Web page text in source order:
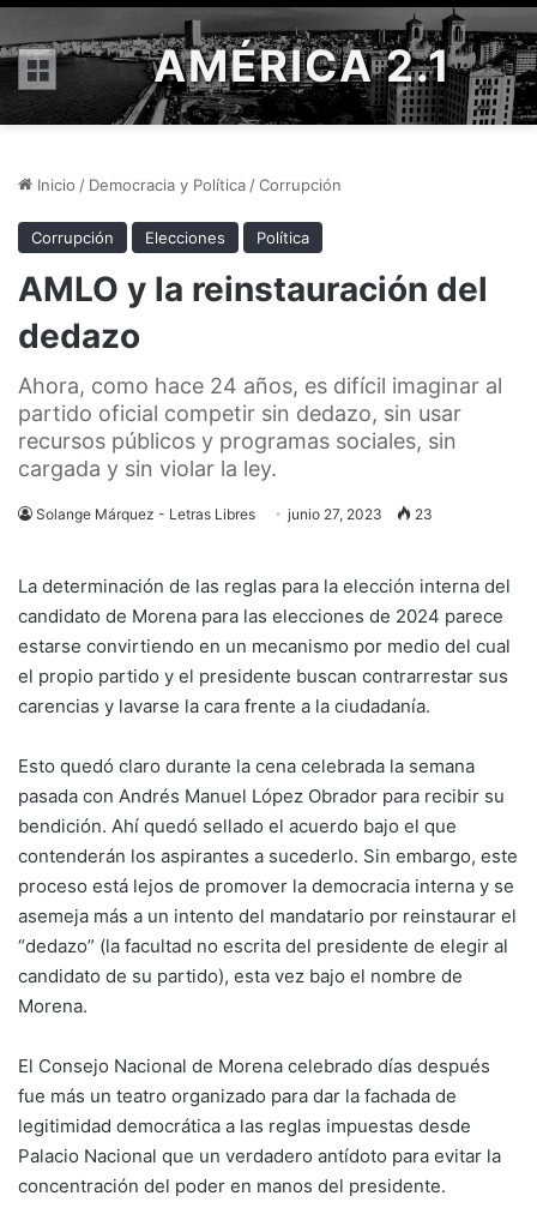
Menú AMÉRICA 2.1
Inicio / Democracia y Política /Corrupción
Corrupción Elecciones Política
AMLO y la reinstauración del
dedazo
Ahora, como hace 24 años, es difícil imaginar al
partido oficial competir sin dedazo, sin usar
recursos públicos y programas sociales, sin
cargada y sin violar la ley.
Solange Márquez - Letras Libres junio 27, 2023 23
La determinación de las reglas para la elección interna del
candidato de Morena para las elecciones de 2024 parece
estarse convirtiendo en un mecanismo por medio del cual
el propio partido y el presidente buscan contrarrestar sus
carencias y lavarse la cara frente a la ciudadanía.
Esto quedó claro durante la cena celebrada la semana
pasada con Andrés Manuel López Obrador para recibir su
bendición. Ahí quedó sellado el acuerdo bajo el que
contenderán los aspirantes a sucederlo. Sin embargo, este
proceso está lejos de promover la democracia interna y se
asemeja más a un intento del mandatario por reinstaurar el
“dedazo” (la facultad no escrita del presidente de elegir al
candidato de su partido), esta vez bajo el nombre de
Morena.
El Consejo Nacional de Morena celebrado días después
fue más un teatro organizado para dar la fachada de
legitimidad democrática a las reglas impuestas desde
Palacio Nacional que un verdadero antídoto para evitar la
concentración del poder en manos del presidente.